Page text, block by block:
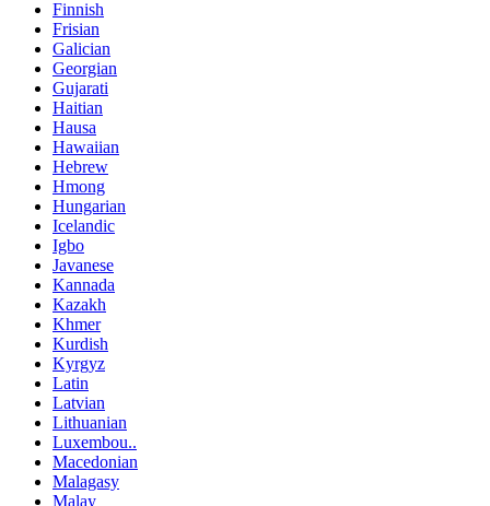
Finnish
Frisian
Galician
Georgian
Gujarati
Haitian
Hausa
Hawaiian
Hebrew
Hmong
Hungarian
Icelandic
Igbo
Javanese
Kannada
Kazakh
Khmer
Kurdish
Kyrgyz
Latin
Latvian
Lithuanian
Luxembou..
Macedonian
Malagasy
Malay